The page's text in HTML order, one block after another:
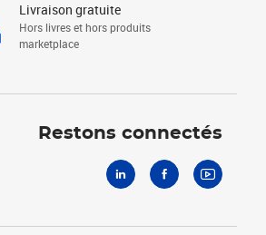
Livraison gratuite
Hors livres et hors produits
marketplace
Restons connectés